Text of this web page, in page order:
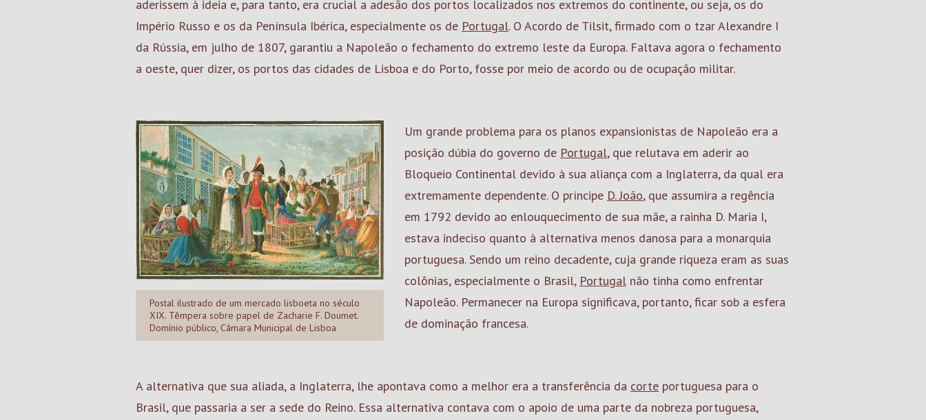
aderissem à ideia e, para tanto, era crucial a adesão dos portos localizados nos extremos do continente, ou seja, os do
Império Russo e os da Península Ibérica, especialmente os de Portugal. O Acordo de Tilsit, firmado com o tzar Alexandre I
da Rússia, em julho de 1807, garantiu a Napoleão o fechamento do extremo leste da Europa. Faltava agora o fechamento
a oeste, quer dizer, os portos das cidades de Lisboa e do Porto, fosse por meio de acordo ou de ocupação militar.
Postal ilustrado de um mercado lisboeta no século
XIX. Têmpera sobre papel de Zacharie F. Doumet.
Domínio público, Câmara Municipal de Lisboa
Um grande problema para os planos expansionistas de Napoleão era a
posição dúbia do governo de Portugal, que relutava em aderir ao
Bloqueio Continental devido à sua aliança com a Inglaterra, da qual era
extremamente dependente. O príncipe D. João, que assumira a regência
em 1792 devido ao enlouquecimento de sua mãe, a rainha D. Maria I,
estava indeciso quanto à alternativa menos danosa para a monarquia
portuguesa. Sendo um reino decadente, cuja grande riqueza eram as suas
colônias, especialmente o Brasil, Portugal não tinha como enfrentar
Napoleão. Permanecer na Europa significava, portanto, ficar sob a esfera
de dominação francesa.
A alternativa que sua aliada, a Inglaterra, lhe apontava como a melhor era a transferência da corte portuguesa para o
Brasil, que passaria a ser a sede do Reino. Essa alternativa contava com o apoio de uma parte da nobreza portuguesa,